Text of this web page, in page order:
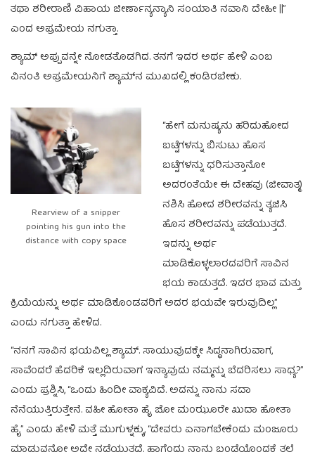
ತಥಾ ಶರೀರಾಣಿ ವಿಹಾಯ ಜೀರ್ಣಾನ್ಯನ್ಯಾನಿ ಸಂಯಾತಿ ನವಾನಿ ದೇಹೀ ||”
ಎಂದ ಅಪ್ರಮೇಯ ನಗುತ್ತಾ.
ಶ್ಯಾಮ್‌ ಅಪ್ಪುವನ್ನೇ ನೋಡತೊಡಗಿದ. ತನಗೆ ಇದರ ಅರ್ಥ ಹೇಳಿ ಎಂಬ
ವಿನಂತಿ ಅಪ್ರಮೇಯನಿಗೆ ಶ್ಯಾಮ್‌ನ ಮುಖದಲ್ಲಿ ಕಂಡಿರಬೇಕು.
Rearview of a snipper
pointing his gun into the
distance with copy space
“ಹೇಗೆ ಮನುಷ್ಯನು ಹರಿದುಹೋದ
ಬಟ್ಟೆಗಳನ್ನು ಬಿಸುಟು ಹೊಸ
ಬಟ್ಟೆಗಳನ್ನು ಧರಿಸುತ್ತಾನೋ
ಅದರಂತೆಯೇ ಈ ದೇಹವು (ಜೀವಾತ್ಮ)
ನಶಿಸಿ ಹೋದ ಶರೀರವನ್ನು ತ್ಯಜಿಸಿ
ಹೊಸ ಶರೀರವನ್ನು ಪಡೆಯುತ್ತದೆ.
ಇದನ್ನು ಅರ್ಥ
ಮಾಡಿಕೊಳ್ಳಲಾರದವರಿಗೆ ಸಾವಿನ
ಭಯ ಕಾಡುತ್ತದೆ. ಇದರ ಭಾವ ಮತ್ತು
ಕ್ರಿಯೆಯನ್ನು ಅರ್ಥ ಮಾಡಿಕೊಂಡವರಿಗೆ ಅದರ ಭಯವೇ ಇರುವುದಿಲ್ಲ”
ಎಂದು ನಗುತ್ತಾ ಹೇಳಿದ.
“ನನಗೆ ಸಾವಿನ ಭಯವಿಲ್ಲ ಶ್ಯಾಮ್.‌ ಸಾಯುವುದಕ್ಕೇ ಸಿದ್ಧನಾಗಿರುವಾಗ,
ಸಾವೆಂದರೆ ಹೆದರಿಕೆ ಇಲ್ಲದಿರುವಾಗ ಇನ್ಯಾವುದು ನಮ್ಮನ್ನು ಬೆದರಿಸಲು ಸಾಧ್ಯ?”
ಎಂದು ಪ್ರಶ್ನಿಸಿ, “ಒಂದು ಹಿಂದೀ ವಾಕ್ಯವಿದೆ. ಅದನ್ನು ನಾನು ಸದಾ
ನೆನೆಯುತ್ತಿರುತ್ತೇನೆ. ವಹೀ ಹೋತಾ ಹೈ ಜೋ ಮಂಝೂರೇ ಖುದಾ ಹೋತಾ
ಹೈ” ಎಂದು ಹೇಳಿ ಮತ್ತೆ ಮುಗುಳ್ನಕ್ಕು, “ದೇವರು ಏನಾಗಬೇಕೆಂದು ಮಂಜೂರು